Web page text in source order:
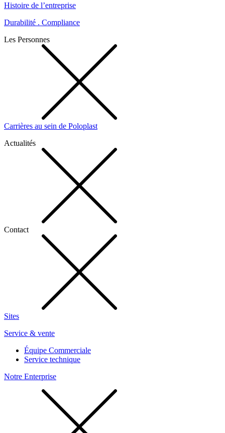
Histoire de l’entreprise
Durabilité . Compliance
Les Personnes
Carrières au sein de Poloplast
Actualités
Contact
Sites
Service & vente
Équipe Commerciale
Service technique
Notre Enterprise